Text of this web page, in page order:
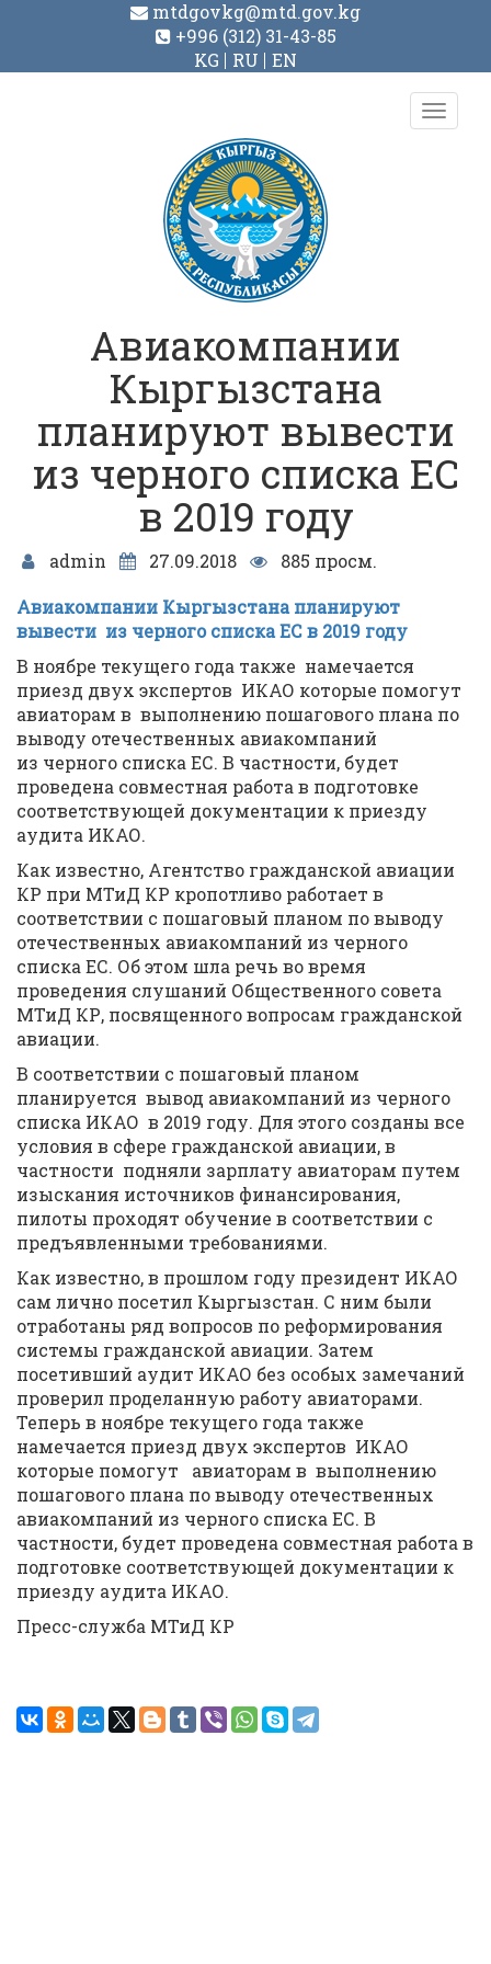
mtdgovkg@mtd.gov.kg
+996 (312) 31-43-85
KG
RU EN
Toggle
Авиакомпании
Кыргызстана
планируют вывести
из черного списка ЕС
в 2019 году
admin 27.09.2018
885 просм.
Авиакомпании Кыргызстана планируют
вывести из черного списка ЕС в 2019 году
В ноябре текущего года также намечается
приезд двух экспертов ИКАО которые помогут
авиаторам в выполнению пошагового плана по
выводу отечественных авиакомпаний
из черного списка ЕС. В частности, будет
проведена совместная работа в подготовке
соответствующей документации к приезду
аудита ИКАО.
Как известно, Агентство гражданской авиации
КР при МТиД КР кропотливо работает в
соответствии с пошаговый планом по выводу
отечественных авиакомпаний из черного
списка ЕС. Об этом шла речь во время
проведения слушаний Общественного совета
МТиД КР, посвященного вопросам гражданской
авиации.
В соответствии с пошаговый планом
планируется вывод авиакомпаний из черного
списка ИКАО в 2019 году. Для этого созданы все
условия в сфере гражданской авиации, в
частности подняли зарплату авиаторам путем
изыскания источников финансирования,
пилоты проходят обучение в соответствии с
предъявленными требованиями.
Как известно, в прошлом году президент ИКАО
сам лично посетил Кыргызстан. С ним были
отработаны ряд вопросов по реформирования
системы гражданской авиации. Затем
посетивший аудит ИКАО без особых замечаний
проверил проделанную работу авиаторами.
Теперь в ноябре текущего года также
намечается приезд двух экспертов ИКАО
которые помогут авиаторам в выполнению
пошагового плана по выводу отечественных
авиакомпаний из черного списка ЕС. В
частности, будет проведена совместная работа в
подготовке соответствующей документации к
приезду аудита ИКАО.
Пресс-служба МТиД КР